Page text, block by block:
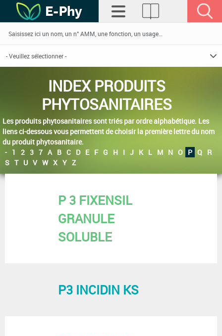
INDEX PRODUITS
PHYTOSANITAIRES
Les produits phytosanitaires sont triés par ordre alphabétique. Les
liens ci-dessous vous permettent de choisir la première lettre du nom
du produit phytosanitaire.
- 1 2 3 7 A B C D E F G H I J K L M N O P Q R
S T U V W X Y Z
P 3 FIXENSIL
GRANULE
SOLUBLE
P3 INCIDIN KS